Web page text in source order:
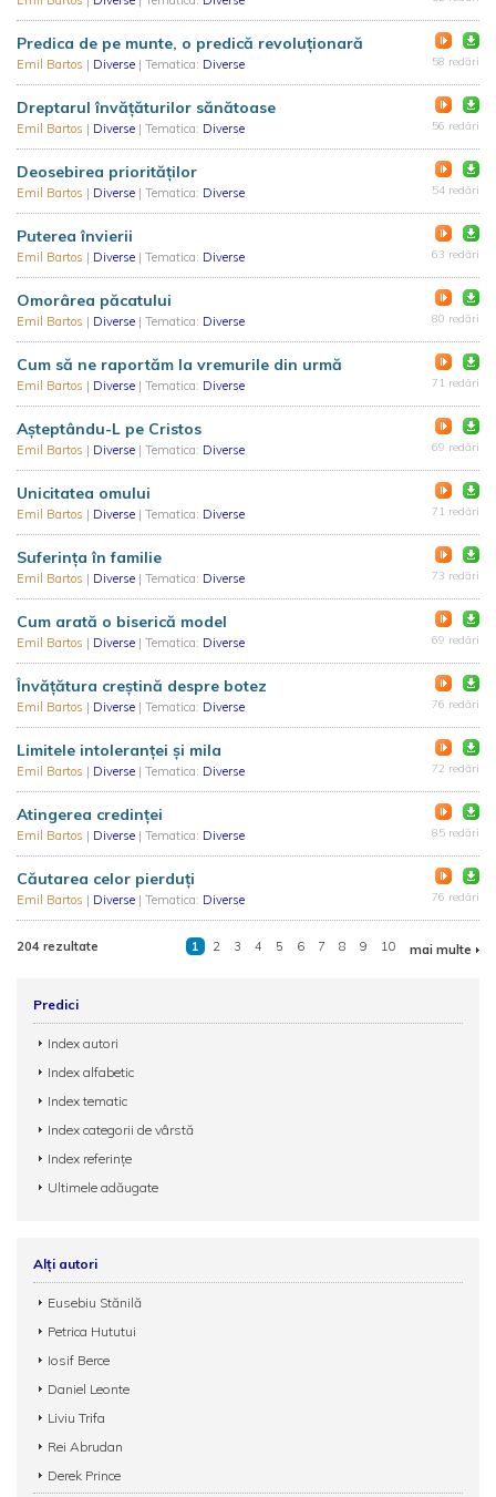
Predica de pe munte, o predică revoluționară
Emil Bartos | Diverse | Tematica: Diverse 58 redări
Dreptarul învățăturilor sănătoase
Emil Bartos | Diverse | Tematica: Diverse 56 redări
Deosebirea priorităților
Emil Bartos | Diverse | Tematica: Diverse 54 redări
Puterea învierii
Emil Bartos | Diverse | Tematica: Diverse 63 redări
Omorârea păcatului
Emil Bartos | Diverse | Tematica: Diverse 80 redări
Cum să ne raportăm la vremurile din urmă
Emil Bartos | Diverse | Tematica: Diverse 71 redări
Așteptându-L pe Cristos
Emil Bartos | Diverse | Tematica: Diverse 69 redări
Unicitatea omului
Emil Bartos | Diverse | Tematica: Diverse 71 redări
Suferința în familie
Emil Bartos | Diverse | Tematica: Diverse 73 redări
Cum arată o biserică model
Emil Bartos | Diverse | Tematica: Diverse 69 redări
Învățătura creștină despre botez
Emil Bartos | Diverse | Tematica: Diverse 76 redări
Limitele intoleranței și mila
Emil Bartos | Diverse | Tematica: Diverse 72 redări
Atingerea credinței
Emil Bartos | Diverse | Tematica: Diverse 85 redări
Căutarea celor pierduți
Emil Bartos | Diverse | Tematica: Diverse 76 redări
204 rezultate 1 2 3 4 5 6 7 8 9 10 mai multe
Predici
Index autori
Index alfabetic
Index tematic
Index categorii de vârstă
Index referințe
Ultimele adăugate
Alți autori
Eusebiu Stănilă
Petrica Hututui
Iosif Berce
Daniel Leonte
Liviu Trifa
Rei Abrudan
Derek Prince